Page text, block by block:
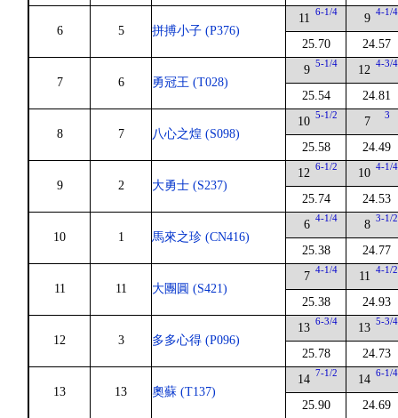
6 5 拼搏小子 (P376)
11 6-1/4
25.70
9 4-1/4
24.57
7 6 勇冠王 (T028)
9 5-1/4
25.54
12 4-3/4
24.81
8 7 八心之煌 (S098)
10 5-1/2
25.58
7 3
24.49
9 2 大勇士 (S237)
12 6-1/2
25.74
10 4-1/4
24.53
10 1 馬來之珍 (CN416)
6 4-1/4
25.38
8 3-1/2
24.77
11 11 大團圓 (S421)
7 4-1/4
25.38
11 4-1/2
24.93
12 3 多多心得 (P096)
13 6-3/4
25.78
13 5-3/4
24.73
13 13 奧蘇 (T137)
14 7-1/2
25.90
14 6-1/4
24.69